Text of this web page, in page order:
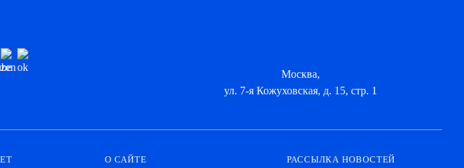
Москва,
ул. 7-я Кожуховская, д. 15, стр. 1
О САЙТЕ РАССЫЛКА НОВОСТЕЙ